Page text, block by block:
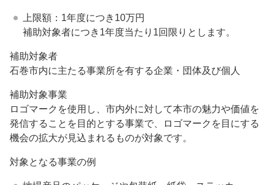
上限額：1年度につき10万円
補助対象者につき1年度当たり1回限りとします。
補助対象者
石巻市内に主たる事業所を有する企業・団体及び個人
補助対象事業
ロゴマークを使用し、市内外に対して本市の魅力や価値を
発信することを目的とする事業で、ロゴマークを目にする
機会の拡大が見込まれるものが対象です。
対象となる事業の例